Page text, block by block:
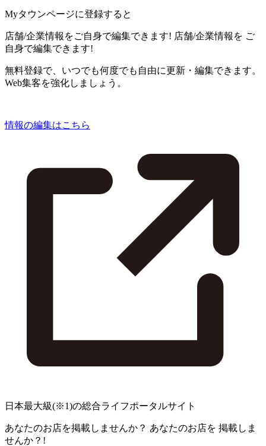
Myタウンページに登録すると
店舗/企業情報をご自身で編集できます! 店舗/企業情報を ご
自身で編集できます!
無料登録で、いつでも何度でも自由に更新・編集できます。
Web集客を強化しましょう。
情報の編集はこちら
日本最大級(※1)の総合ライフポータルサイト
あなたのお店を掲載しませんか？ あなたのお店を 掲載しま
せんか？!